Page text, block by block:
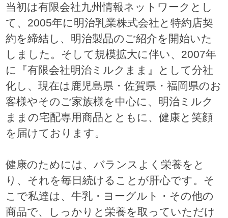
当初は有限会社九州情報ネットワークとし
て、2005年に明治乳業株式会社と特約店契
約を締結し、明治製品のご紹介を開始いた
しました。そして規模拡大に伴い、2007年
に『有限会社明治ミルクまま』として分社
化し、現在は鹿児島県・佐賀県・福岡県のお
客様やそのご家族様を中心に、明治ミルク
ままの宅配専用商品とともに、健康と笑顔
を届けております。
健康のためには、バランスよく栄養をと
り、それを毎日続けることが肝心です。そ
こで私達は、牛乳・ヨーグルト・その他の
商品で、しっかりと栄養を取っていただけ